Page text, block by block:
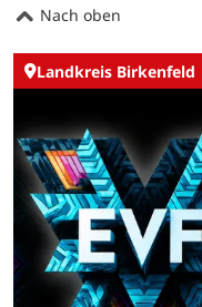
Nach oben
Landkreis Birkenfeld